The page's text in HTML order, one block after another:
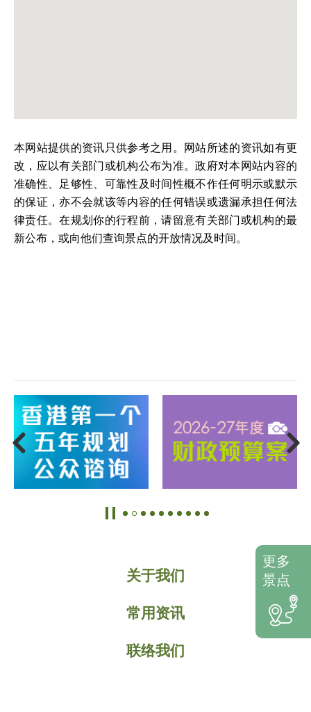
本网站提供的资讯只供参考之用。网站所述的资讯如有更
改，应以有关部门或机构公布为准。政府对本网站内容的
准确性、足够性、可靠性及时间性概不作任何明示或默示
的保证，亦不会就该等内容的任何错误或遗漏承担任何法
律责任。在规划你的行程前，请留意有关部门或机构的最
新公布，或向他们查询景点的开放情况及时间。
关于我们
常用资讯
联络我们
更多
景点